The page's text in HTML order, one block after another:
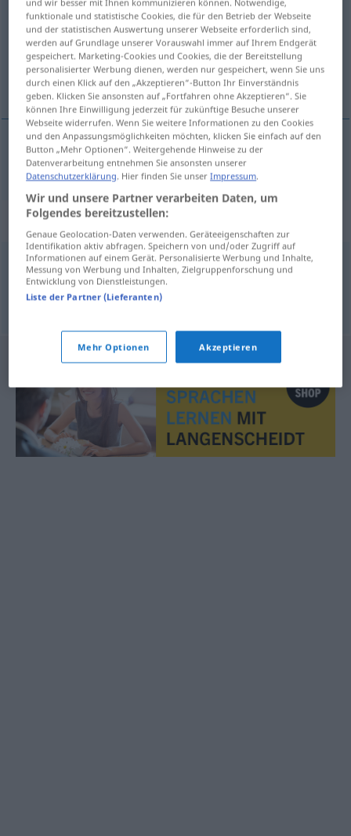
Übersicht aller Übersetzungen
(Für mehr Details die Übersetzung anklicken/antippen)
dam
dam Weiher
Synonyme für "Weiher"
Teich,Tümpel,See
funktionale und statistische Cookies, die für den Betrieb der Webseite
und der statistischen Auswertung unserer Webseite erforderlich sind,
werden auf Grundlage unserer Vorauswahl immer auf Ihrem Endgerät
gespeichert. Marketing-Cookies und Cookies, die der Bereitstellung
personalisierter Werbung dienen, werden nur gespeichert, wenn Sie uns
durch einen Klick auf den „Akzeptieren“-Button Ihr Einverständnis
geben. Klicken Sie ansonsten auf „Fortfahren ohne Akzeptieren“. Sie
können Ihre Einwilligung jederzeit für zukünftige Besuche unserer
Webseite widerrufen. Wenn Sie weitere Informationen zu den Cookies
und den Anpassungsmöglichkeiten möchten, klicken Sie einfach auf den
Button „Mehr Optionen“. Weitergehende Hinweise zu der
Datenverarbeitung entnehmen Sie ansonsten unserer
Datenschutzerklärung . Hier finden Sie unserImpressum
Wir und unsere Partner verarbeiten Daten, um
Folgendes bereitzustellen:
Genaue Geolocation-Daten verwenden. Geräteeigenschaften zur
Identifikation aktiv abfragen. Speichern von und/oder Zugriff auf
Informationen auf einem Gerät. Personalisierte Werbung und Inhalte,
Messung von Werbung und Inhalten, Zielgruppenforschung und
Entwicklung von Dienstleistungen.
Liste der Partner (Lieferanten)
Mehr Optionen Akzeptieren